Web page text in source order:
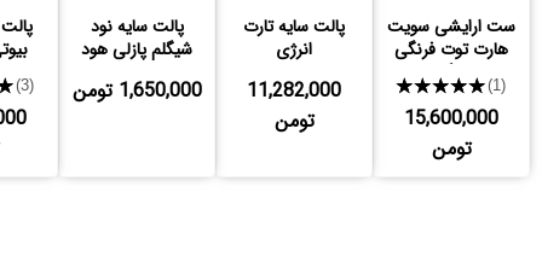
ست ارایشی سویت
هارت توت فرنگی
شیگلم
★★★★★(1)
15,600,000
تومن
پالت سایه تارت
انرژی
11,282,000
تومن
پالت سایه نود
شیگلم پازلی هود
1,650,000 تومن (3)